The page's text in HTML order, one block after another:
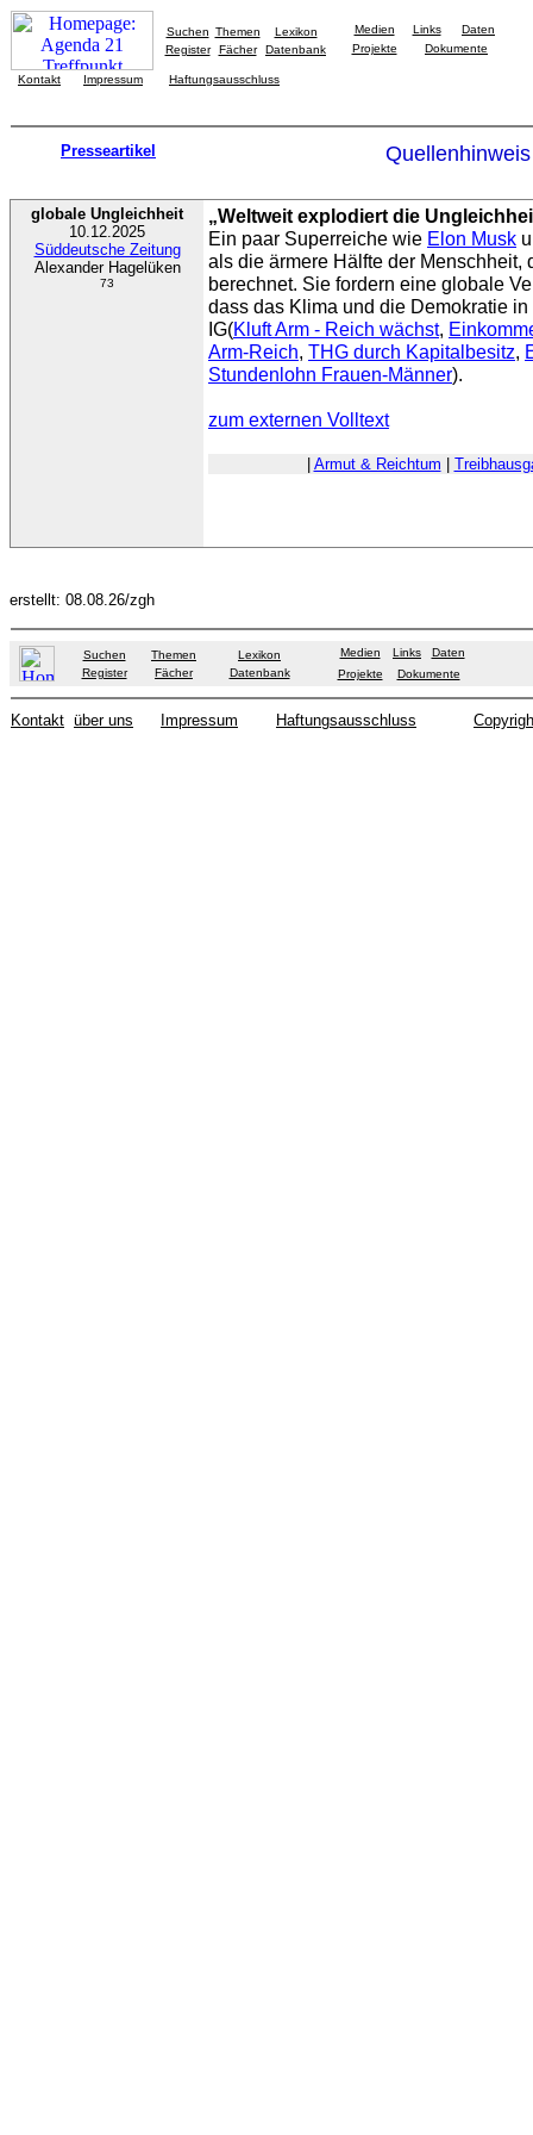
Suchen Themen
Lexikon
Register
Fächer Datenbank
Medien Links
Daten
Projekte
Dokumente
Kontakt Impressum Haftungsausschluss
Presseartikel Quellenhinweis
globale Ungleichheit
10.12.2025
Süddeutsche Zeitung
Alexander Hagelüken
73
„Weltweit explodiert die
Ein paar Superreiche wie Elon Musk
als die ärmere Hälfte der Menschheit,
berechnet. Sie fordern eine globale
dass das Klima und die Demokratie in
IG(Kluft Arm - Reich wächst,
Arm-Reich, THG durch Kapitalbesitz,
Stundenlohn Frauen-Männer).
zum externen Volltext
Armut & Reichtum
erstellt: 08.08.26/zgh
Suchen Themen
Lexikon
Register
Fächer Datenbank
Medien Links
Daten
Projekte
Dokumente
Kontakt über uns Impressum Haftungsausschluss